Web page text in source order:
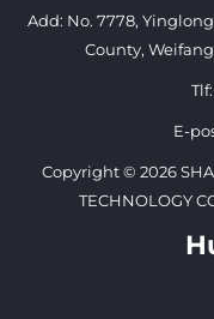
Add: No. 7778,
County,
Tlf:
E-
Copyright © 2026
TECHNOLOGY